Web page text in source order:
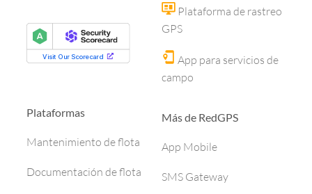
Plataformas
Mantenimiento de flota
Documentación de flota
Plataforma de rastreo
GPS
App para servicios de
campo
Más de RedGPS
App Mobile
SMS Gateway